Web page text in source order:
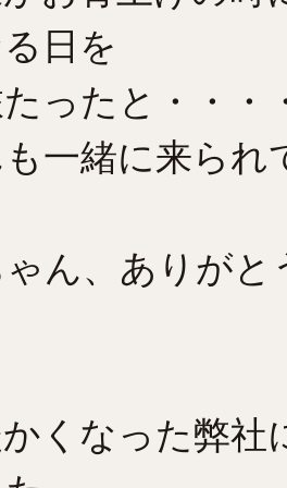
日を
ったと・・・
一緒に来ら
ん、ありが
くなった弊社